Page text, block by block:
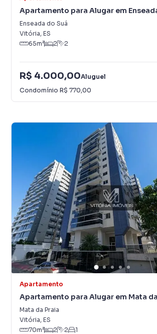
Apartamento para Alugar em
Enseada do Suá
Vitória, ES
65m² 2 2
R$ 4.000,00Aluguel
Condomínio R$ 770,00
Apartamento
Apartamento para Alugar em Mata
Mata da Praia
Vitória, ES
70m² 2 2 1